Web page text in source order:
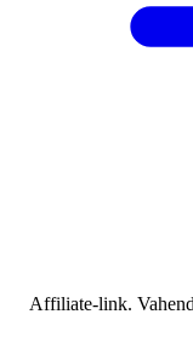
Affiliate-link.